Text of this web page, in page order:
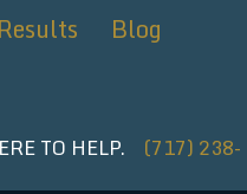
Results
Blog
TO HELP. (717) 238-